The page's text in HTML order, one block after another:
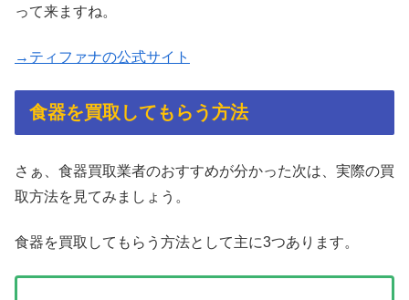
って来ますね。
→ティファナの公式サイト
食器を買取してもらう方法
さぁ、食器買取業者のおすすめが分かった次は、実際の買
取方法を見てみましょう。
食器を買取してもらう方法として主に3つあります。